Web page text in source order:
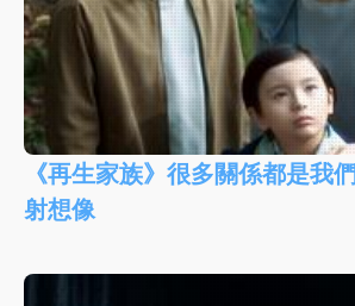
《再生家族》很多關係都是我
射想像